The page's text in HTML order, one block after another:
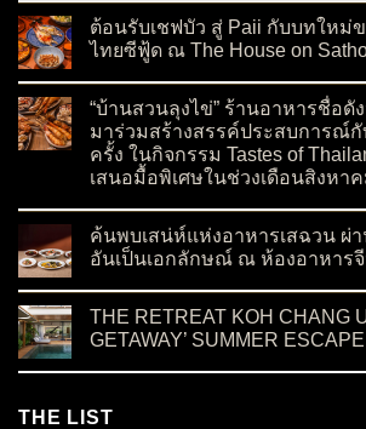
ต้อนรับเชฟบัว สู่ Paii กับบทใหม่
ไทยซีฟู้ด ณ The House on
“บ้านสวนลุงไข่” ร้านอาหารชื่อดั
มาร่วมสร้างสรรค์ประสบการณ์
ครั้ง ในกิจกรรม Tastes of
เสนอมื้อพิเศษในช่วงเดือนสิงหา
ค้นพบเสน่ห์แห่งอาหารเสฉวน ผ่
อันเป็นเอกลักษณ์ ณ ห้องอาหาร
THE RETREAT KOH CHANG
GETAWAY’ SUMMER
THE LIST